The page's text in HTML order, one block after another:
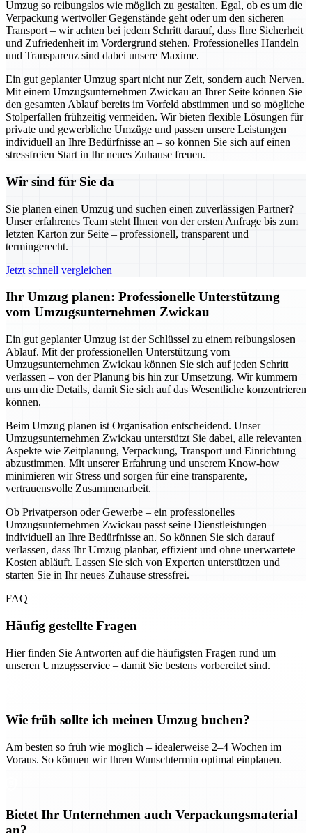
Umzug so reibungslos wie möglich zu gestalten. Egal, ob es um die
Verpackung wertvoller Gegenstände geht oder um den sicheren
Transport – wir achten bei jedem Schritt darauf, dass Ihre Sicherheit
und Zufriedenheit im Vordergrund stehen. Professionelles Handeln
und Transparenz sind dabei unsere Maxime.
Ein gut geplanter Umzug spart nicht nur Zeit, sondern auch Nerven.
Mit einem Umzugsunternehmen Zwickau an Ihrer Seite können Sie
den gesamten Ablauf bereits im Vorfeld abstimmen und so mögliche
Stolperfallen frühzeitig vermeiden. Wir bieten flexible Lösungen für
private und gewerbliche Umzüge und passen unsere Leistungen
individuell an Ihre Bedürfnisse an – so können Sie sich auf einen
stressfreien Start in Ihr neues Zuhause freuen.
Wir sind für Sie da
Sie planen einen Umzug und suchen einen zuverlässigen Partner?
Unser erfahrenes Team steht Ihnen von der ersten Anfrage bis zum
letzten Karton zur Seite – professionell, transparent und
termingerecht.
Jetzt schnell vergleichen
Ihr Umzug planen: Professionelle Unterstützung
vom Umzugsunternehmen Zwickau
Ein gut geplanter Umzug ist der Schlüssel zu einem reibungslosen
Ablauf. Mit der professionellen Unterstützung vom
Umzugsunternehmen Zwickau können Sie sich auf jeden Schritt
verlassen – von der Planung bis hin zur Umsetzung. Wir kümmern
uns um die Details, damit Sie sich auf das Wesentliche konzentrieren
können.
Beim Umzug planen ist Organisation entscheidend. Unser
Umzugsunternehmen Zwickau unterstützt Sie dabei, alle relevanten
Aspekte wie Zeitplanung, Verpackung, Transport und Einrichtung
abzustimmen. Mit unserer Erfahrung und unserem Know-how
minimieren wir Stress und sorgen für eine transparente,
vertrauensvolle Zusammenarbeit.
Ob Privatperson oder Gewerbe – ein professionelles
Umzugsunternehmen Zwickau passt seine Dienstleistungen
individuell an Ihre Bedürfnisse an. So können Sie sich darauf
verlassen, dass Ihr Umzug planbar, effizient und ohne unerwartete
Kosten abläuft. Lassen Sie sich von Experten unterstützen und
starten Sie in Ihr neues Zuhause stressfrei.
FAQ
Häufig gestellte Fragen
Hier finden Sie Antworten auf die häufigsten Fragen rund um
unseren Umzugsservice – damit Sie bestens vorbereitet sind.
Wie früh sollte ich meinen Umzug buchen?
Am besten so früh wie möglich – idealerweise 2–4 Wochen im
Voraus. So können wir Ihren Wunschtermin optimal einplanen.
Bietet Ihr Unternehmen auch Verpackungsmaterial
an?